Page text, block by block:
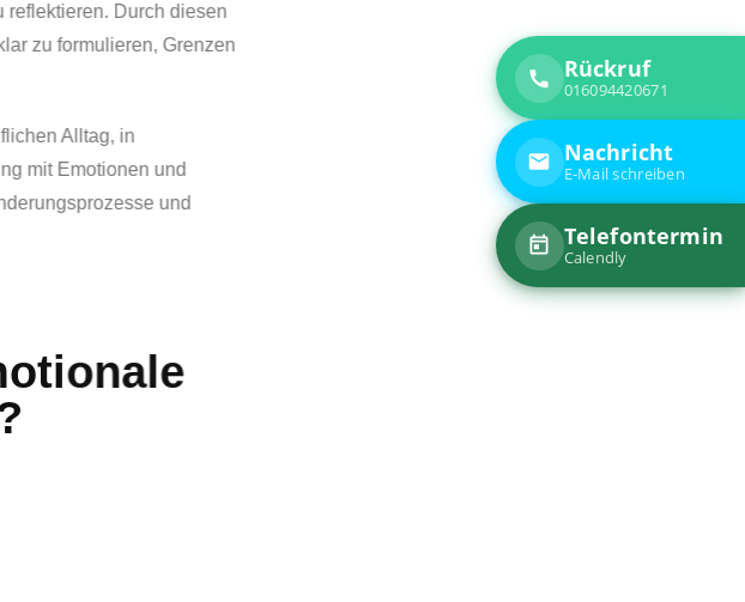
und eigene Kommunikationsmuster zu reflektieren. Durch diesen
sichtbar. Klienten lernen, Bedürfnisse klar zu formulieren, Grenzen
Dialog zu bleiben.
auch soziale Kompetenzen, die im beruflichen Alltag, in
sind. Die bewusste Auseinandersetzung mit Emotionen und
wichtige Grundlage für nachhaltige Veränderungsprozesse und
ist emotionale